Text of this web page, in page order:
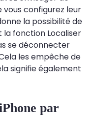
vous configurez leur
la possibilité de
fonction Localiser
se déconnecter
les empêche de
signifie également
par